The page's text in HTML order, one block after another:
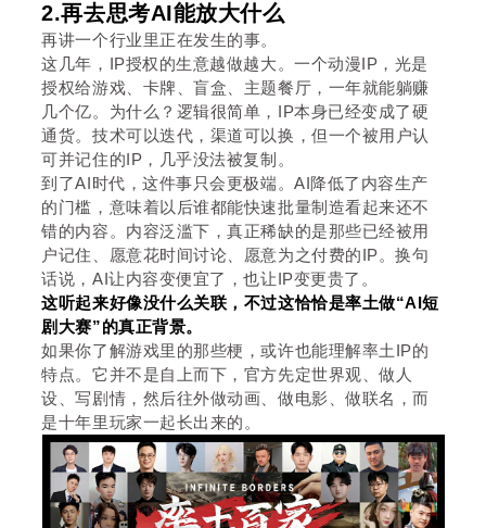
2.再去思考AI能放大什么
再讲一个行业里正在发生的事。
这几年，IP授权的生意越做越大。一个动漫IP，光是
授权给游戏、卡牌、盲盒、主题餐厅，一年就能躺赚
几个亿。为什么？逻辑很简单，IP本身已经变成了硬
通货。技术可以迭代，渠道可以换，但一个被用户认
可并记住的IP，几乎没法被复制。
到了AI时代，这件事只会更极端。AI降低了内容生产
的门槛，意味着以后谁都能快速批量制造看起来还不
错的内容。内容泛滥下，真正稀缺的是那些已经被用
户记住、愿意花时间讨论、愿意为之付费的IP。换句
话说，AI让内容变便宜了，也让IP变更贵了。
这听起来好像没什么关联，不过这恰恰是率土做“AI短
剧大赛”的真正背景。
如果你了解游戏里的那些梗，或许也能理解率土IP的
特点。它并不是自上而下，官方先定世界观、做人
设、写剧情，然后往外做动画、做电影、做联名，而
是十年里玩家一起长出来的。